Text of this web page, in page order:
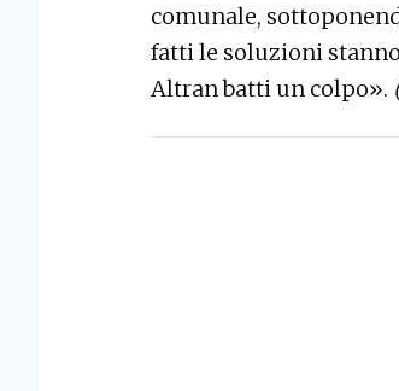
comunale,
fatti le soluzioni
Altran batti un colpo».